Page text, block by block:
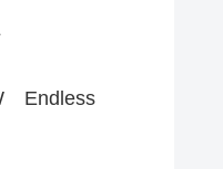
Endless